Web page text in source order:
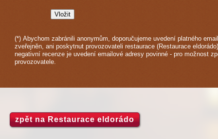
(*) Abychom zabránili anonymům, doporučujeme uvedení platného
zveřejněn, ani poskytnut provozovateli restaurace (Restaurace
negativní recenze je uvedení emailové adresy povinné - pro možnost
provozovatele.
zpět na Restaurace eldorádo